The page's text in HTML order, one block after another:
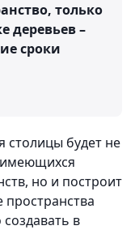
только
деревьев –
сроки
столицы будет не
имеющихся
но и построит
в